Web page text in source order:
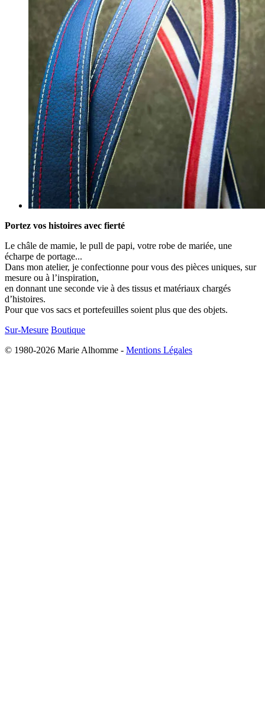
Portez vos histoires avec fierté
Le châle de mamie, le pull de papi, votre robe de mariée, une
écharpe de portage...
Dans mon atelier, je confectionne pour vous des pièces uniques, sur
mesure ou à l’inspiration,
en donnant une seconde vie à des tissus et matériaux chargés
d’histoires.
Pour que vos sacs et portefeuilles soient plus que des objets.
Sur-Mesure Boutique
© 1980-2026 Marie Alhomme - Mentions Légales